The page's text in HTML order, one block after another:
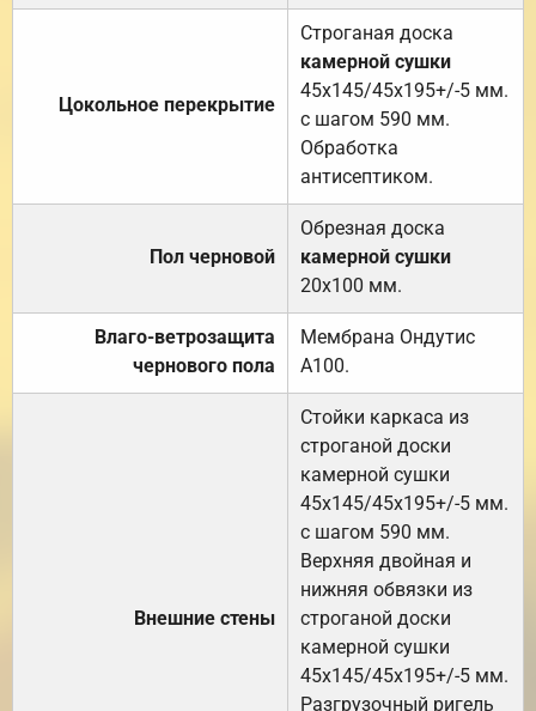
Цокольное перекрытие
Строганая доска
камерной сушки
45х145/45х195+/-5 мм.
с шагом 590 мм.
Обработка
антисептиком.
Пол черновой
Обрезная доска
камерной сушки
20х100 мм.
Влаго-ветрозащита
чернового пола
Мембрана Ондутис
А100.
Внешние стены
Стойки каркаса из
строганой доски
камерной сушки
45х145/45х195+/-5 мм.
с шагом 590 мм.
Верхняя двойная и
нижняя обвязки из
строганой доски
камерной сушки
45х145/45х195+/-5 мм.
Разгрузочный ригель